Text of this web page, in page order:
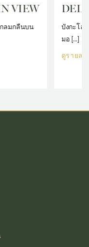
VIEW
ลมกลืนบน
บังกะโล
มอ […]
ดูรายละ